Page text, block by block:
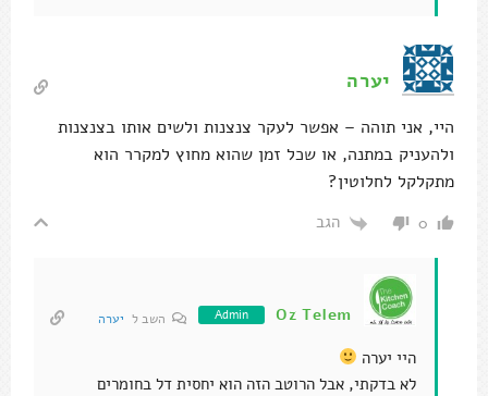
יערה
היי, אני תוהה – אפשר לעקר צנצנות ולשים אותו בצנצנות
ולהעניק במתנה, או שכל זמן שהוא מחוץ למקרר הוא
מתקלקל לחלוטין?
0 הגב
Oz Telem
Admin השב ל יערה
היי יערה
לא בדקתי, אבל הרוטב הזה הוא יחסית דל בחומרים